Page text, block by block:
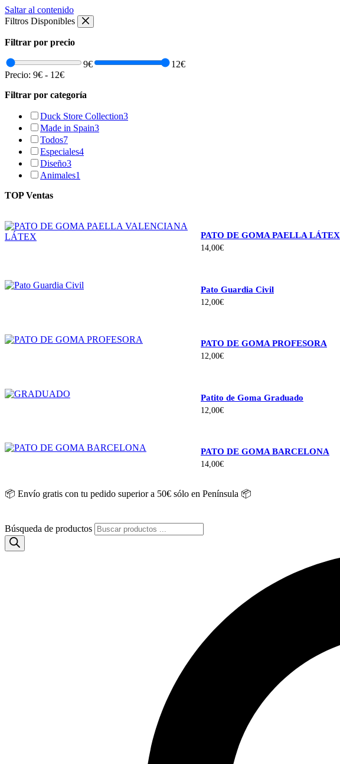
Saltar al contenido
Filtros Disponibles
Filtrar por precio
9€
12€
Precio: 9€ - 12€
Filtrar por categoría
Duck Store Collection3
Made in Spain3
Todos7
Especiales4
Diseño3
Animales1
TOP Ventas
PATO DE GOMA PAELLA LÁTEX
14,00€
Pato Guardia Civil
12,00€
PATO DE GOMA PROFESORA
12,00€
Patito de Goma Graduado
12,00€
PATO DE GOMA BARCELONA
14,00€
📦 Envío gratis con tu pedido superior a 50€ sólo en Península 📦
Búsqueda de productos